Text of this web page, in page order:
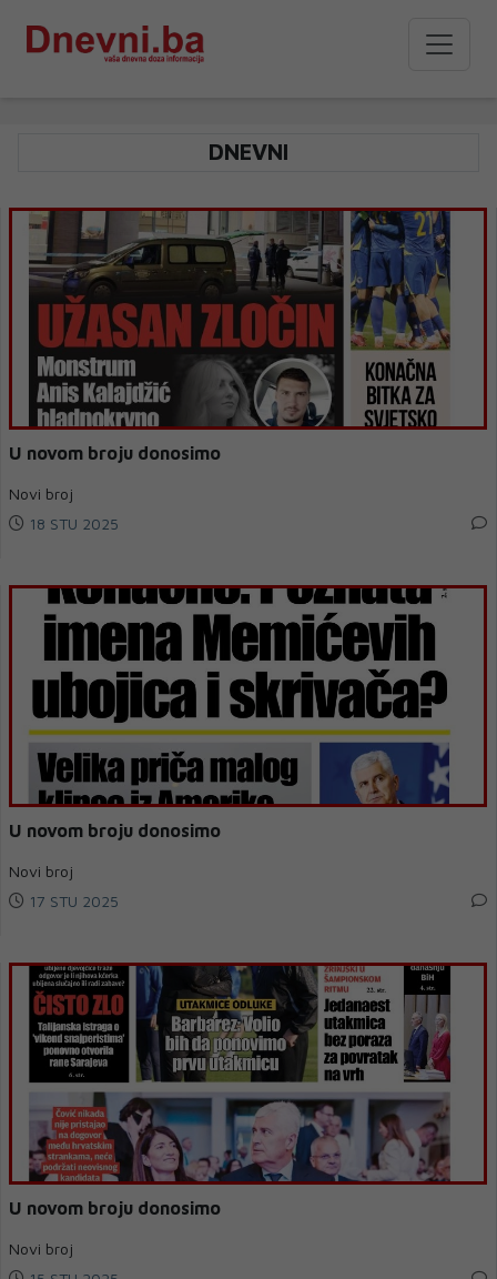
DNEVNI
U novom broju donosimo
Novi broj
18 STU 2025
U novom broju donosimo
Novi broj
17 STU 2025
U novom broju donosimo
Novi broj